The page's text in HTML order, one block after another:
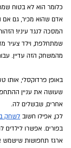
כלומר הוא לא בטוח
אדם שהוא מכיר, גם אם
המסכה לנגד עיניו!
שמתחלפת, וילד צעיר
מהמשחק הזה עדיין.
באופן פרדוקסלי, אותו
שעושה את עניין
אחרים, שבשלים לה.
לכן, אפילו חשוב לשחק
בפורים. אפשרו
ארגז תחפושות